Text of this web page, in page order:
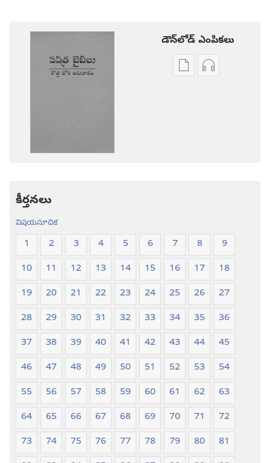
డౌన్‌లోడ్‌ ఎంపికలు
ప్రచురణలఆడియో
కీర్తనలు
విషయసూచిక
1 2 3 4 5 6 7 8
9
10
11 12 13 14 15 16 17
18
19
20 21 22 23 24 25 26
27
28
29 30 31 32 33 34 35
36
37
38 39 40 41 42 43 44
45
46
47 48 49 50 51 52 53
54
55
56 57 58 59 60 61 62
63
64
65 66 67 68 69 70 71
72
73
74 75 76 77 78 79 80
81